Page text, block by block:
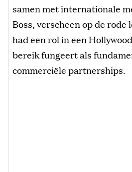
samen met internationale
Boss, verscheen op de rode
had een rol in een
bereik fungeert als
commerciële partnerships.